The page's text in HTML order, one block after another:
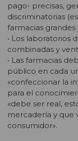
pago- precisas,
discriminatorias
farmacias
• Los laboratorios
combinadas y
• Las farmacias
público en cada
«confeccionar la
para el
«debe ser real,
mercadería y que
consumidor».